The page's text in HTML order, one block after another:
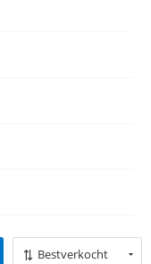
Bestverkocht